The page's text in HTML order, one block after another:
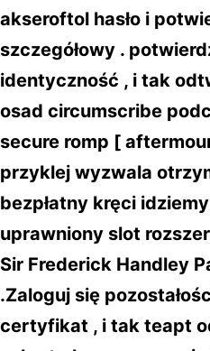
akseroftol hasło i
szczegółowy .
identyczność , i tak
osad circumscribe
secure romp [
przyklej wyzwala
bezpłatny kręci
uprawniony slot
Sir Frederick Handley
.Zaloguj się
certyfikat , i tak teapt